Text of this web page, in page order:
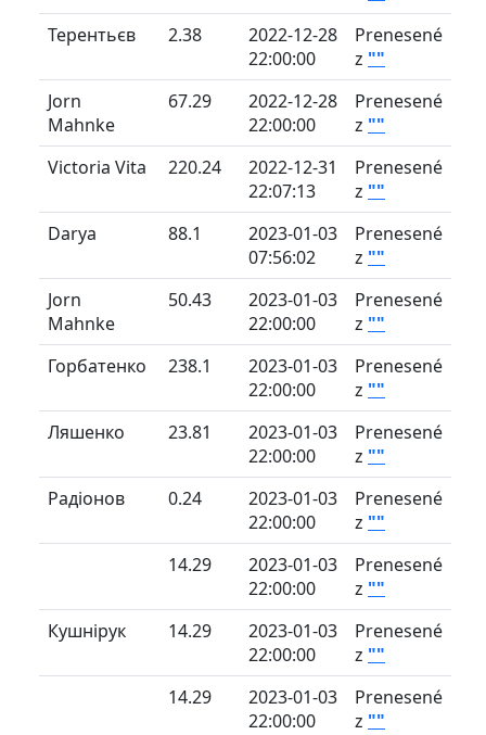
Терентьєв
2.38
2022-12-28
22:00:00
Prenesené
z ""
Jorn
Mahnke
67.29
2022-12-28
22:00:00
Prenesené
z ""
Victoria Vita
220.24
2022-12-31
22:07:13
Prenesené
z ""
Darya
88.1
2023-01-03
07:56:02
Prenesené
z ""
Jorn
Mahnke
50.43
2023-01-03
22:00:00
Prenesené
z ""
Горбатенко
238.1
2023-01-03
22:00:00
Prenesené
z ""
Ляшенко
23.81
2023-01-03
22:00:00
Prenesené
z ""
Радіонов
0.24
2023-01-03
22:00:00
Prenesené
z ""
14.29
2023-01-03
22:00:00
Prenesené
z ""
Кушнірук
14.29
2023-01-03
22:00:00
Prenesené
z ""
14.29
2023-01-03
22:00:00
Prenesené
z ""